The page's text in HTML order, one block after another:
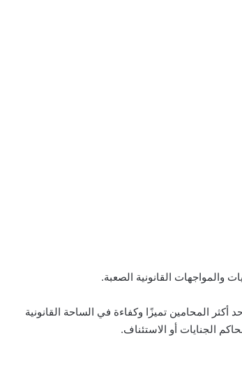
والمواجهات القانونية الصعبة.
المحامين تميزًا وكفاءة في الساحة القانونية
الجنايات أو الاستئناف.